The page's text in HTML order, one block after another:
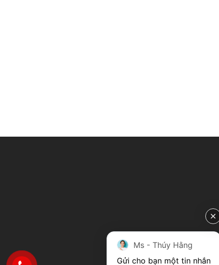
Ms - Thúy Hằng
Gửi cho bạn một tin nhắn